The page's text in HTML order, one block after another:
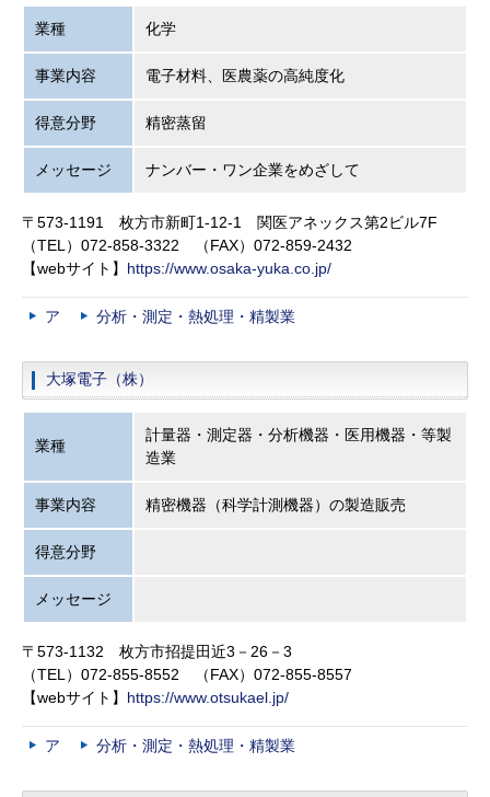
業種 化学
事業内容 電子材料、医農薬の高純度化
得意分野 精密蒸留
メッセージ ナンバー・ワン企業をめざして
〒573-1191 枚方市新町1-12-1 関医アネックス第2ビル7F
（TEL）072-858-3322 （FAX）072-859-2432
【webサイト】 https://www.osaka-yuka.co.jp/
ア 分析・測定・熱処理・精製業
大塚電子（株）
業種
計量器・測定器・分析機器・医用機器・等製
造業
事業内容 精密機器（科学計測機器）の製造販売
得意分野
メッセージ
〒573-1132 枚方市招提田近3－26－3
（TEL）072-855-8552 （FAX）072-855-8557
【webサイト】 https://www.otsukael.jp/
ア 分析・測定・熱処理・精製業